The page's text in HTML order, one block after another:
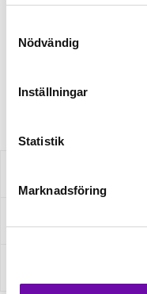
Nödvändig
Inställningar
Statistik
Marknadsföring
Artikelnr: 001_6011